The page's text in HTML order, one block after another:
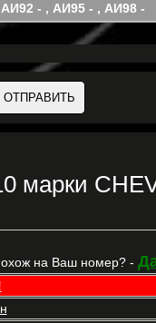
- , АИ95 - , АИ98 -
марки
на Ваш номер? -